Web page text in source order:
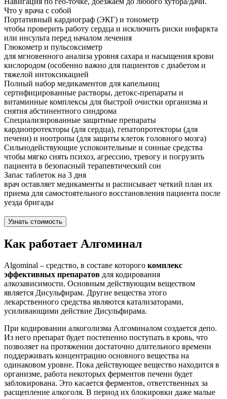
Что у врача с собой
Портативный кардиограф (ЭКГ) и тонометр
чтобы проверить работу сердца и исключить риски инфаркта
или инсульта перед началом лечения
Глюкометр и пульсоксиметр
для мгновенного анализа уровня сахара и насыщения крови
кислородом (особенно важно для пациентов с диабетом и
тяжелой интоксикацией
Полный набор медикаментов для капельниц
сертифицированные растворы, детокс-препараты и
витаминные комплексы для быстрой очистки организма и
снятия абстинентного синдрома
Специализированные защитные препараты
кардиопротекторы (для сердца), гепатопротекторы (для
печени) и ноотропы (для защиты клеток головного мозга)
Сильнодействующие успокоительные и сонные средства
чтобы мягко снять психоз, агрессию, тревогу и погрузить
пациента в безопасный терапевтический сон
Запас таблеток на 3 дня
врач оставляет медикаменты и расписывает четкий план их
приема для самостоятельного восстановления пациента после
уезда бригады
Узнать стоимость
Как работает Алгоминал
Algominal – средство, в составе которого комплекс
эффективных препаратов для кодирования
алкозависимости. Основным действующим веществом
является Дисульфирам. Другие вещества этого
лекарственного средства являются катализаторами,
усиливающими действие Дисульфирама.
При кодировании алкоголизма Алгоминалом создается депо.
Из него препарат будет постепенно поступать в кровь, что
позволяет на протяжении достаточно длительного времени
поддерживать концентрацию основного вещества на
одинаковом уровне. Пока действующее вещество находится в
организме, работа некоторых ферментов печени будет
заблокирована. Это касается ферментов, ответственных за
расщепление алкоголя. В период их блокировки даже малые